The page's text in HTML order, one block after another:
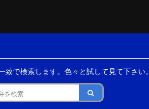
致で検索します。色々と試して見て下さい。